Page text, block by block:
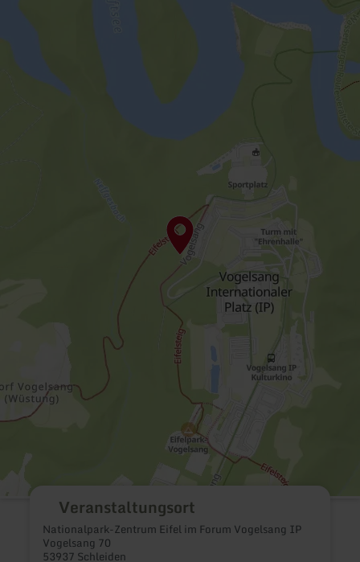
Veranstaltungsort
Nationalpark-Zentrum Eifel im Forum Vogelsang IP
Vogelsang 70
53937 Schleiden